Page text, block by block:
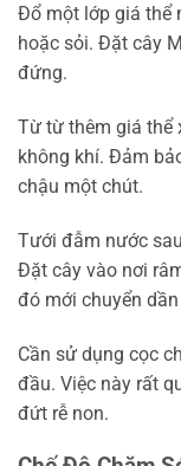
Đổ một lớp giá thể
hoặc sỏi. Đặt cây
đứng.
Từ từ thêm giá thể
không khí. Đảm
chậu một chút.
Tưới đẫm nước
Đặt cây vào nơi
đó mới chuyển
Cần sử dụng cọc
đầu. Việc này rất
đứt rễ non.